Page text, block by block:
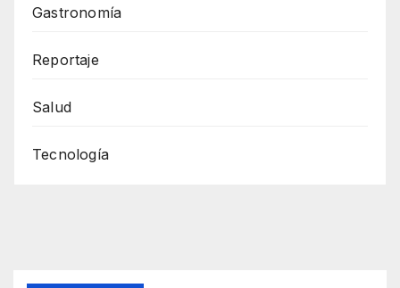
Gastronomía
Reportaje
Salud
Tecnología